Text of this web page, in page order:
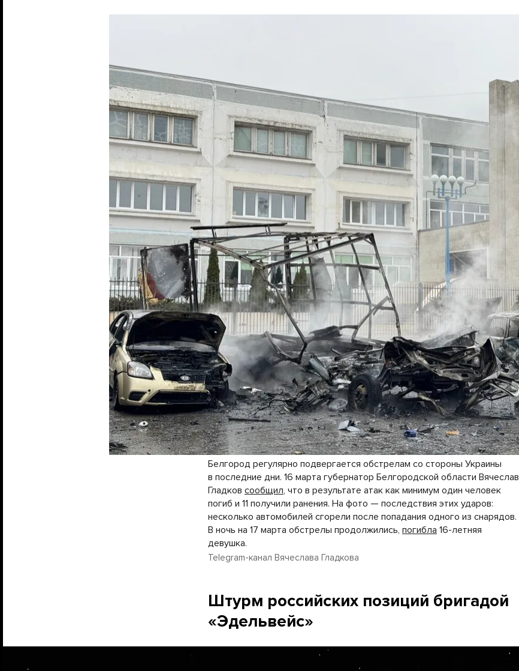
Белгород регулярно подвергается обстрелам со стороны Украины
в последние дни. 16 марта губернатор Белгородской области Вячеслав
Гладков сообщил, что в результате атак как минимум один человек
погиб и 11 получили ранения. На фото — последствия этих ударов:
несколько автомобилей сгорели после попадания одного из снарядов.
В ночь на 17 марта обстрелы продолжились, погибла 16-летняя
девушка.
Telegram-канал Вячеслава Гладкова
Штурм российских позиций бригадой
«Эдельвейс»